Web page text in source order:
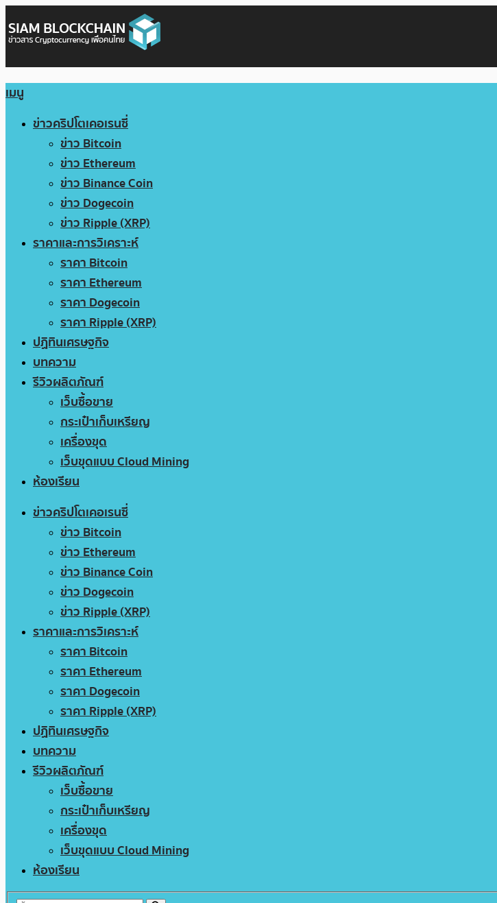
เมนู
ข่าวคริปโตเคอเรนซี่
ข่าว Bitcoin
ข่าว Ethereum
ข่าว Binance Coin
ข่าว Dogecoin
ข่าว Ripple (XRP)
ราคาและการวิเคราะห์
ราคา Bitcoin
ราคา Ethereum
ราคา Dogecoin
ราคา Ripple (XRP)
ปฏิทินเศรษฐกิจ
บทความ
รีวิวผลิตภัณฑ์
เว็บซื้อขาย
กระเป๋าเก็บเหรียญ
เครื่องขุด
เว็บขุดแบบ Cloud Mining
ห้องเรียน
ข่าวคริปโตเคอเรนซี่
ข่าว Bitcoin
ข่าว Ethereum
ข่าว Binance Coin
ข่าว Dogecoin
ข่าว Ripple (XRP)
ราคาและการวิเคราะห์
ราคา Bitcoin
ราคา Ethereum
ราคา Dogecoin
ราคา Ripple (XRP)
ปฏิทินเศรษฐกิจ
บทความ
รีวิวผลิตภัณฑ์
เว็บซื้อขาย
กระเป๋าเก็บเหรียญ
เครื่องขุด
เว็บขุดแบบ Cloud Mining
ห้องเรียน